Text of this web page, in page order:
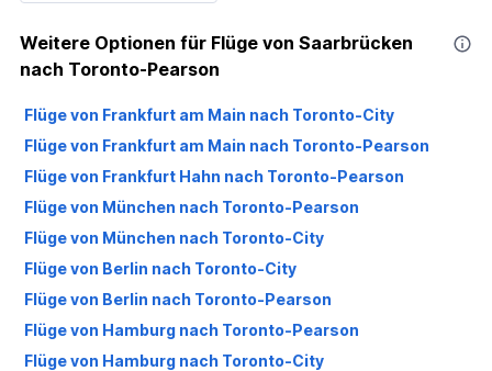
Weitere Optionen für Flüge von Saarbrücken
nach Toronto-Pearson
Flüge von Frankfurt am Main nach Toronto-City
Flüge von Frankfurt am Main nach Toronto-Pearson
Flüge von Frankfurt Hahn nach Toronto-Pearson
Flüge von München nach Toronto-Pearson
Flüge von München nach Toronto-City
Flüge von Berlin nach Toronto-City
Flüge von Berlin nach Toronto-Pearson
Flüge von Hamburg nach Toronto-Pearson
Flüge von Hamburg nach Toronto-City